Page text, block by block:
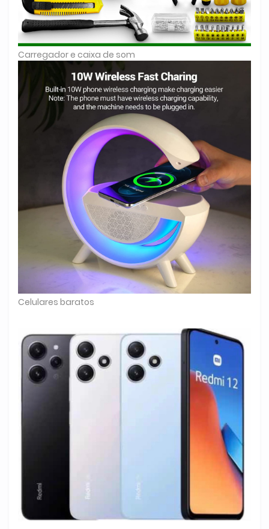
Carregador e caixa de som
Celulares baratos